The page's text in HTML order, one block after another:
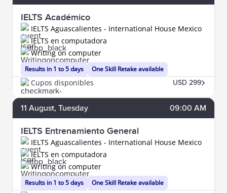
IELTS Académico
IELTS Aguascalientes - International House Mexico
Results in 1 to 5 days
IELTS en computadora
Writing on computer
One Skill Retake available
Cupos disponibles USD 299
11 August, Tuesday 09:00 AM
IELTS Entrenamiento General
IELTS Aguascalientes - International House Mexico
Results in 1 to 5 days
IELTS en computadora
Writing on computer
One Skill Retake available